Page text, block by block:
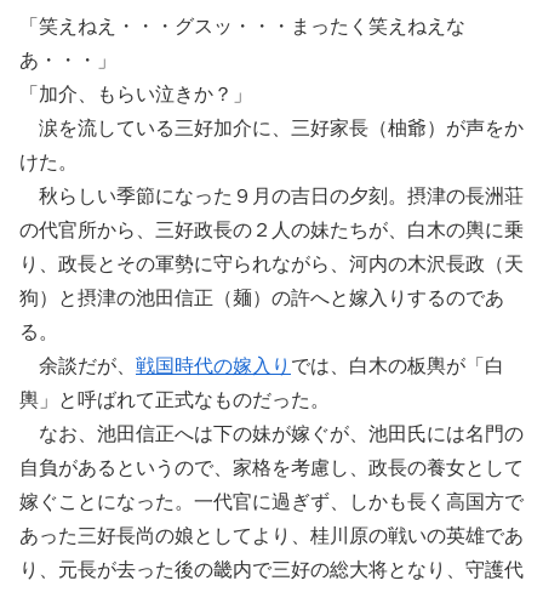
「笑えねえ・・・グスッ・・・まったく笑えねえな
あ・・・」
「加介、もらい泣きか？」
涙を流している三好加介に、三好家長（柚爺）が声をか
けた。
秋らしい季節になった９月の吉日の夕刻。摂津の長洲荘
の代官所から、三好政長の２人の妹たちが、白木の輿に乗
り、政長とその軍勢に守られながら、河内の木沢長政（天
狗）と摂津の池田信正（麺）の許へと嫁入りするのであ
る。
余談だが、 戦国時代の嫁入り では、白木の板輿が「白
輿」と呼ばれて正式なものだった。
なお、池田信正へは下の妹が嫁ぐが、池田氏には名門の
自負があるというので、家格を考慮し、政長の養女として
嫁ぐことになった。一代官に過ぎず、しかも長く高国方で
あった三好長尚の娘としてより、桂川原の戦いの英雄であ
り、元長が去った後の畿内で三好の総大将となり、守護代